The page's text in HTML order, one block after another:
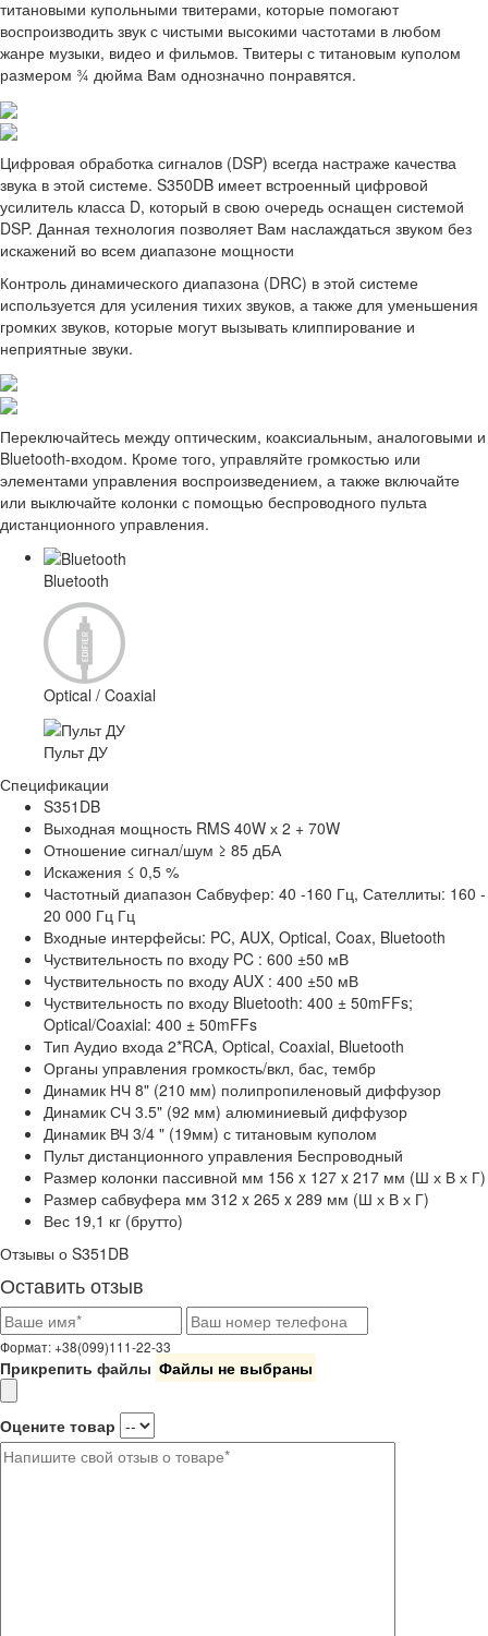
титановыми купольными твитерами, которые помогают
воспроизводить звук с чистыми высокими частотами в любом
жанре музыки, видео и фильмов. Твитеры с титановым куполом
размером ¾ дюйма Вам однозначно понравятся.
Цифровая обработка сигналов (DSP) всегда настраже качества
звука в этой системе. S350DB имеет встроенный цифровой
усилитель класса D, который в свою очередь оснащен системой
DSP. Данная технология позволяет Вам наслаждаться звуком без
искажений во всем диапазоне мощности
Контроль динамического диапазона (DRC) в этой системе
используется для усиления тихих звуков, а также для уменьшения
громких звуков, которые могут вызывать клиппирование и
неприятные звуки.
Переключайтесь между оптическим, коаксиальным, аналоговыми и
Bluetooth-входом. Кроме того, управляйте громкостью или
элементами управления воспроизведением, а также включайте
или выключайте колонки с помощью беспроводного пульта
дистанционного управления.
Bluetooth
Optical / Coaxial
Пульт ДУ
Спецификации
S351DB
Выходная мощность RMS 40W х 2 + 70W
Отношение сигнал/шум ≥ 85 дБА
Искажения ≤ 0,5 %
Частотный диапазон Сабвуфер: 40 -160 Гц, Сателлиты: 160 -
20 000 Гц Гц
Входные интерфейсы: PC, AUX, Optical, Coax, Bluetooth
Чуствительность по входу PC : 600 ±50 мВ
Чуствительность по входу AUX : 400 ±50 мВ
Чуствительность по входу Bluetooth: 400 ± 50mFFs;
Optical/Coaxial: 400 ± 50mFFs
Тип Аудио входа 2*RCA, Optical, Сoaxial, Bluetooth
Органы управления громкость/вкл, бас, тембр
Динамик НЧ 8" (210 мм) полипропиленовый диффузор
Динамик СЧ 3.5" (92 мм) алюминиевый диффузор
Динамик ВЧ 3/4 " (19мм) с титановым куполом
Пульт дистанционного управления Беспроводный
Размер колонки пассивной мм 156 x 127 x 217 мм (Ш х В х Г)
Размер сабвуфера мм 312 x 265 x 289 мм (Ш х В х Г)
Вес 19,1 кг (брутто)
Отзывы о S351DB
Оставить отзыв
Формат: +38(099)111-22-33
Прикрепить файлы Файлы не выбраны
Оцените товар